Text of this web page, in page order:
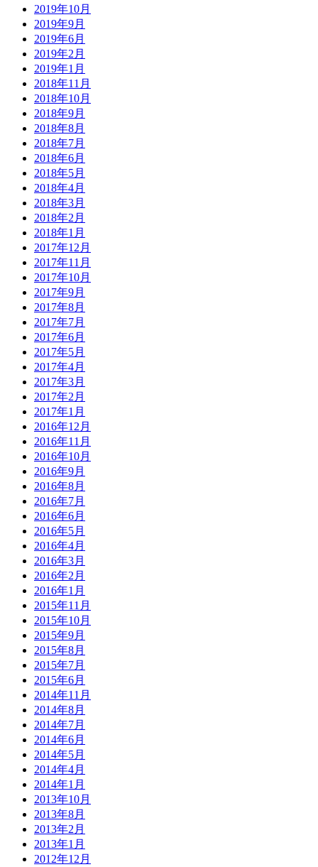
2019年10月
2019年9月
2019年6月
2019年2月
2019年1月
2018年11月
2018年10月
2018年9月
2018年8月
2018年7月
2018年6月
2018年5月
2018年4月
2018年3月
2018年2月
2018年1月
2017年12月
2017年11月
2017年10月
2017年9月
2017年8月
2017年7月
2017年6月
2017年5月
2017年4月
2017年3月
2017年2月
2017年1月
2016年12月
2016年11月
2016年10月
2016年9月
2016年8月
2016年7月
2016年6月
2016年5月
2016年4月
2016年3月
2016年2月
2016年1月
2015年11月
2015年10月
2015年9月
2015年8月
2015年7月
2015年6月
2014年11月
2014年8月
2014年7月
2014年6月
2014年5月
2014年4月
2014年1月
2013年10月
2013年8月
2013年2月
2013年1月
2012年12月